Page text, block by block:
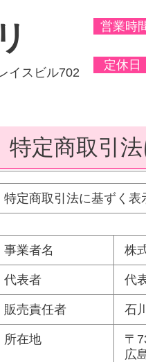
イスビル702
営業時
定休日
特定商取引
特定商取引法に基ずく表
事業者名 株
代表者 代
販売責任者 石
所在地
〒
広